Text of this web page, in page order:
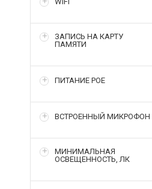
ЗАПИСЬ НА КАРТУ
ПАМЯТИ
ПИТАНИЕ POE
ВСТРОЕННЫЙ МИКРОФОН
МИНИМАЛЬНАЯ
ОСВЕЩЕННОСТЬ, ЛК